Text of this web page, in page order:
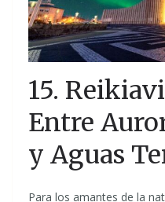
15.
Entre
y Aguas
Para los amantes de la